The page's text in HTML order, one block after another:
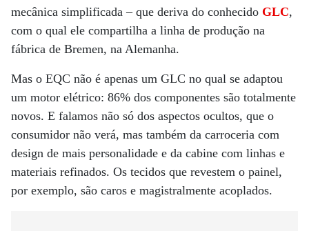
mecânica simplificada – que deriva do conhecido GLC,
com o qual ele compartilha a linha de produção na
fábrica de Bremen, na Alemanha.
Mas o EQC não é apenas um GLC no qual se adaptou
um motor elétrico: 86% dos componentes são totalmente
novos. E falamos não só dos aspectos ocultos, que o
consumidor não verá, mas também da carroceria com
design de mais personalidade e da cabine com linhas e
materiais refinados. Os tecidos que revestem o painel,
por exemplo, são caros e magistralmente acoplados.